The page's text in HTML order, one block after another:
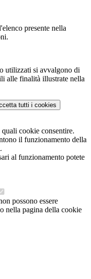
presente nella
utilizzati si avvalgono di
alle finalità illustrate nella
tutti i cookies
quali cookie consentire.
il funzionamento della
al funzionamento potete
possono essere
nella pagina della cookie